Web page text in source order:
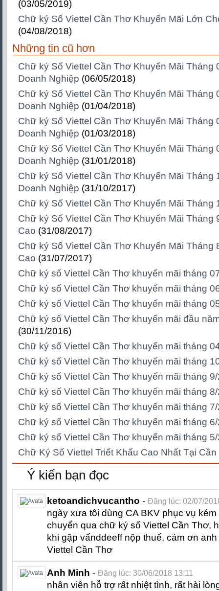
(03/05/2019)
Chữ ký Số Viettel Cần Thơ Khuyến Mãi Lớn
(04/08/2018)
Những tin cũ hơn
Chữ ký Số Viettel Cần Thơ Khuyến Mãi Tháng
Doanh Nghiệp (06/05/2018)
Chữ ký Số Viettel Cần Thơ Khuyến Mãi Tháng
Doanh Nghiệp (01/04/2018)
Chữ ký Số Viettel Cần Thơ Khuyến Mãi Tháng
Doanh Nghiệp (01/03/2018)
Chữ ký Số Viettel Cần Thơ Khuyến Mãi Tháng
Doanh Nghiệp (31/01/2018)
Chữ ký Số Viettel Cần Thơ Khuyến Mãi Tháng
Doanh Nghiệp (31/10/2017)
Chữ ký Số Viettel Cần Thơ Khuyến Mãi Tháng
Chữ ký Số Viettel Cần Thơ Khuyến Mãi Tháng
Cao (31/08/2017)
Chữ ký Số Viettel Cần Thơ Khuyến Mãi Tháng
Cao (31/07/2017)
Chữ ký số Viettel Cần Thơ khuyến mãi tháng
Chữ ký số Viettel Cần Thơ khuyến mãi tháng
Chữ ký số Viettel Cần Thơ khuyến mãi tháng
Chữ ký số Viettel Cần Thơ khuyến mãi đầu
(30/11/2016)
Chữ ký số Viettel Cần Thơ khuyến mãi tháng
Chữ ký số Viettel Cần Thơ khuyến mãi tháng
Chữ ký số Viettel Cần Thơ khuyến mãi tháng
Chữ ký số Viettel Cần Thơ khuyến mãi tháng
Chữ ký số Viettel Cần Thơ khuyến mãi tháng
Chữ ký số Viettel Cần Thơ khuyến mãi tháng
Chữ ký số Viettel Cần Thơ khuyến mãi tháng
Chữ Ký Số Viettel Triết Khấu Cao Nhất Tại
Ý kiến bạn đọc
ketoandichvucantho - Đăng lúc: 02/07/
ngày xưa tôi dùng CA BKV phục vụ
chuyển qua chữ ký số Viettel Cần Thơ,
khi gập vấnddeeff nộp thuế, cảm ơn
Viettel Cần Thơ
Anh Minh - Đăng lúc: 30/06/2018 13:11
nhân viên hỗ trợ rất nhiệt tình, rất hài